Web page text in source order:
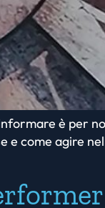
è per
e come agire